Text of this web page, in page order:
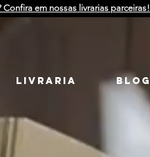
em nossas livrarias parceiras!
LIVRARIA Blog